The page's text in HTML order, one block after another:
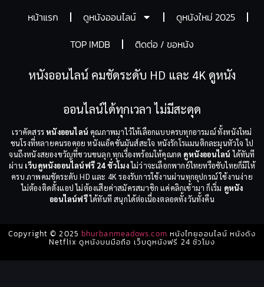
หน้าแรก ดูหนังออนไลน์
ดูหนังใหม่ 2025
TOP IMDB
ติดต่อ / ขอหนัง
หนังออนไลน์ คมชัดระดับ HD และ 4K ดูหนัง
ออนไลน์ได้ทุกเวลา ไม่มีสะดุด
เราคัดสรรหนังออนไลน์ คุณภาพมาไว้ให้เลือกแบบครบทุกอารมณ์ ทั้งหนังใหม่
ชนโรงที่หลายคนรอคอย หนังแอ็คชั่นมันส์สะใจ หนังรักโรแมนติกละมุนหัวใจ ไป
จนถึงหนังสยองขวัญที่ชวนขนลุก ทุกเรื่องพร้อมให้คุณกด ดูหนังออนไลน์ ได้ทันที
ผ่าน เว็บดูหนังออนไลน์ฟรี 24 ชั่วโมงไม่ว่าจะเลือกพากย์ไทยหรือซับไทยก็มีให้
ครบ ภาพคมชัดระดับ HD และ 4K รองรับการใช้งานผ่านทุกอุปกรณ์ ใช้งานง่าย
ไม่ต้องติดตั้งแอป ไม่ต้องเสียค่าสมัครสมาชิก แค่คลิกเข้ามา ก็เริ่ม ดูหนัง
ออนไลน์ฟรีได้ทันที สนุกได้ต่อเนื่องตลอดทั้งวันทั้งคืน
Copyright © 2025 bhurbanmeadows.com หนังไทยออนไลน์ หนังดัง
Netflix ดูหนังบนมือถือ เว็บดูหนังฟรี 24 ชั่วโมง